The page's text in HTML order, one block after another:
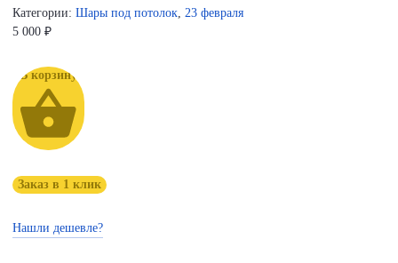
Категории: Шары под потолок 23 февраля
5 000 ₽
Заказ в 1 клик
Нашли дешевле?